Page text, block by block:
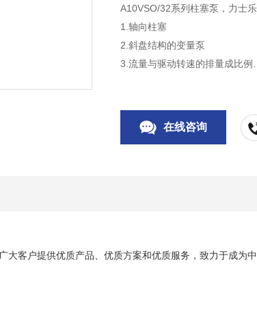
A10VSO/32系列柱塞泵，力士
1.轴向柱塞
2.斜盘结构的变量泵
3.流量与驱动转速的排量成比例
6.低噪声
7.压力脉动小
在线咨询
大客户提供优质产品、优质方案和优质服务，致力于成为